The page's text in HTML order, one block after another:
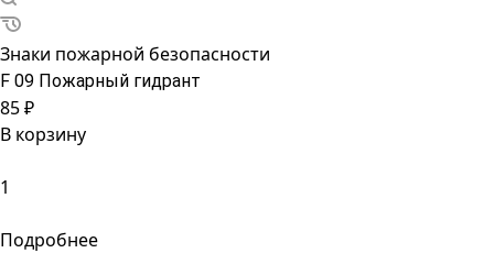
Знаки пожарной безопасности
F 09 Пожарный гидрант
85 ₽
В корзину
Подробнее